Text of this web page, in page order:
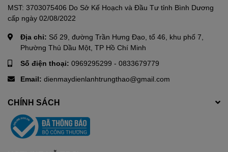
Trải Nghiệm Thông Minh & Bảo
Mật Tuyệt Đối
Một chiếc tivi hiện đại không chỉ dừng lại ở hình ảnh và âm thanh.
SAMSUNGmang đến những tiện ích thông minh và sự bảo mật
vượt trội.
MST: 3703075406 Do Sở Kế Hoạch và Đầu Tư tỉnh Bình Dương
cấp ngày 02/08/2022
Địa chỉ: Số 29, đường Trần Hưng Đạo, tổ 46, khu phố 7,
Phường Thủ Dầu Một, TP Hồ Chí Minh
Số điện thoại: 0969295299 - 0833679779
Email: dienmaydienlanhtrungthao@gmail.com
CHÍNH SÁCH